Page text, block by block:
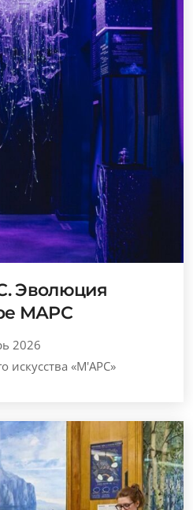
Эволюция
МАРС
2026
искусства «М'АРС»